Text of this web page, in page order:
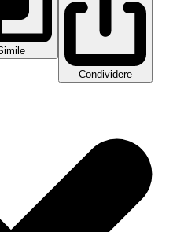
Condividere